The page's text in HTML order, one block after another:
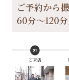
ご予約から
60分〜120分